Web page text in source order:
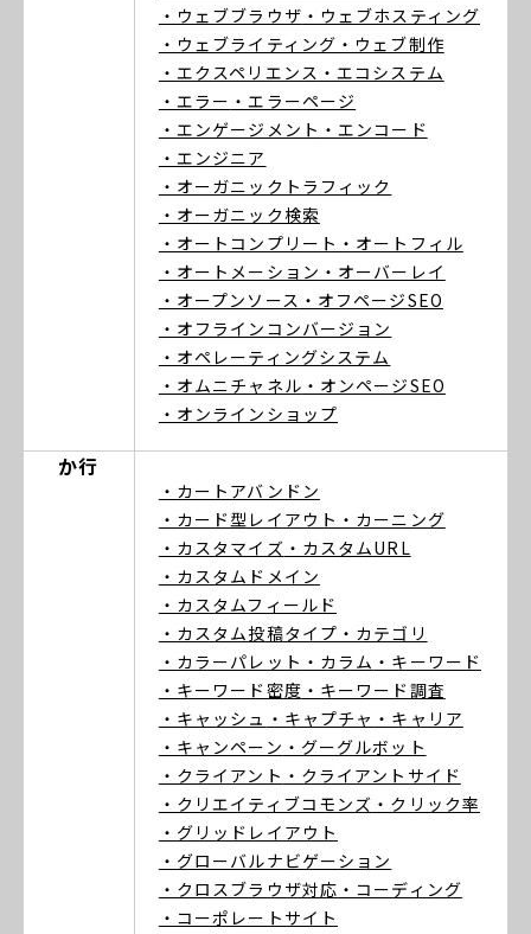
・ウェブブラウザ ・ウェブホスティング
・ウェブライティング ・ウェブ制作
・エクスペリエンス ・エコシステム
・エラー ・エラーページ
・エンゲージメント ・エンコード
・エンジニア
・オーガニックトラフィック
・オーガニック検索
・オートコンプリート ・オートフィル
・オートメーション ・オーバーレイ
・オープンソース ・オフページSEO
・オフラインコンバージョン
・オペレーティングシステム
・オムニチャネル ・オンページSEO
・オンラインショップ
か行
・カートアバンドン
・カード型レイアウト ・カーニング
・カスタマイズ ・カスタムURL
・カスタムドメイン
・カスタムフィールド
・カスタム投稿タイプ ・カテゴリ
・カラーパレット ・カラム ・キーワード
・キーワード密度 ・キーワード調査
・キャッシュ ・キャプチャ ・キャリア
・キャンペーン ・グーグルボット
・クライアント ・クライアントサイド
・クリエイティブコモンズ ・クリック率
・グリッドレイアウト
・グローバルナビゲーション
・クロスブラウザ対応 ・コーディング
・コーポレートサイト